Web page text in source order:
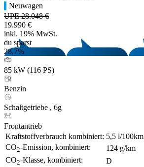
Neuwagen
UPE 28.048 €
19.990 €
inkl. 19% MwSt.
du sparst
28,7%
85 kW (116 PS)
Benzin
Schaltgetriebe , 6g
Frontantrieb
Kraftstoffverbrauch kombiniert: 5,5 l/100km
CO2-Emission, kombiniert:
124 g/km
CO2-Klasse, kombiniert:
D